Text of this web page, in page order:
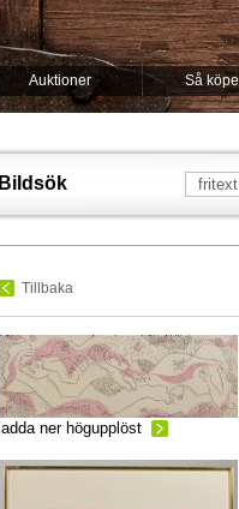
Auktioner Så
Bildsök
Tillbaka
ladda ner högupplöst